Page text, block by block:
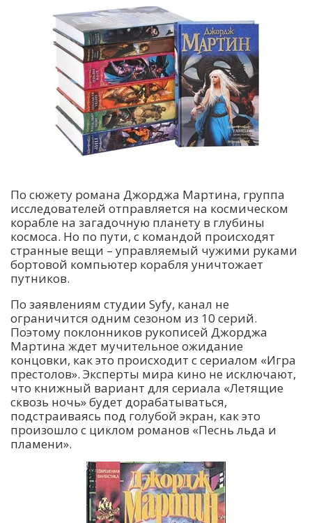
По сюжету романа Джорджа Мартина, группа
исследователей отправляется на космическом
корабле на загадочную планету в глубины
космоса. Но по пути, с командой происходят
странные вещи – управляемый чужими руками
бортовой компьютер корабля уничтожает
путников.
По заявлениям студии Syfy, канал не
ограничится одним сезоном из 10 серий.
Поэтому поклонников рукописей Джорджа
Мартина ждет мучительное ожидание
концовки, как это происходит с сериалом «Игра
престолов». Эксперты мира кино не исключают,
что книжный вариант для сериала «Летящие
сквозь ночь» будет дорабатываться,
подстраиваясь под голубой экран, как это
произошло с циклом романов «Песнь льда и
пламени».